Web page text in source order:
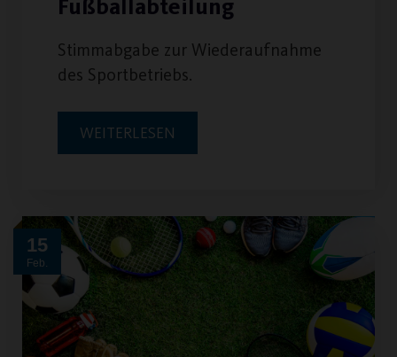
Fußballabteilung
Stimmabgabe zur Wiederaufnahme
des Sportbetriebs.
WEITERLESEN
15
Feb.